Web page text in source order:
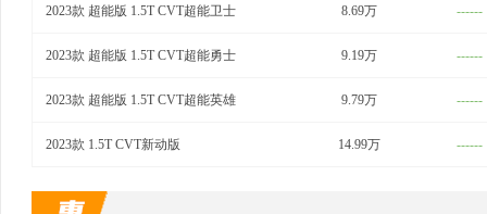
2023款 超能版 1.5T CVT超能卫士 8.69万 ------
2023款 超能版 1.5T CVT超能勇士 9.19万 ------
2023款 超能版 1.5T CVT超能英雄 9.79万 ------
2023款 1.5T CVT新动版 14.99万 ------